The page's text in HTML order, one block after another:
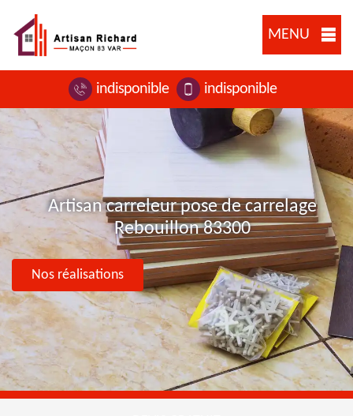
MENU
indisponible indisponible
Artisan carreleur pose de carrelage
Rebouillon 83300
Nos réalisations